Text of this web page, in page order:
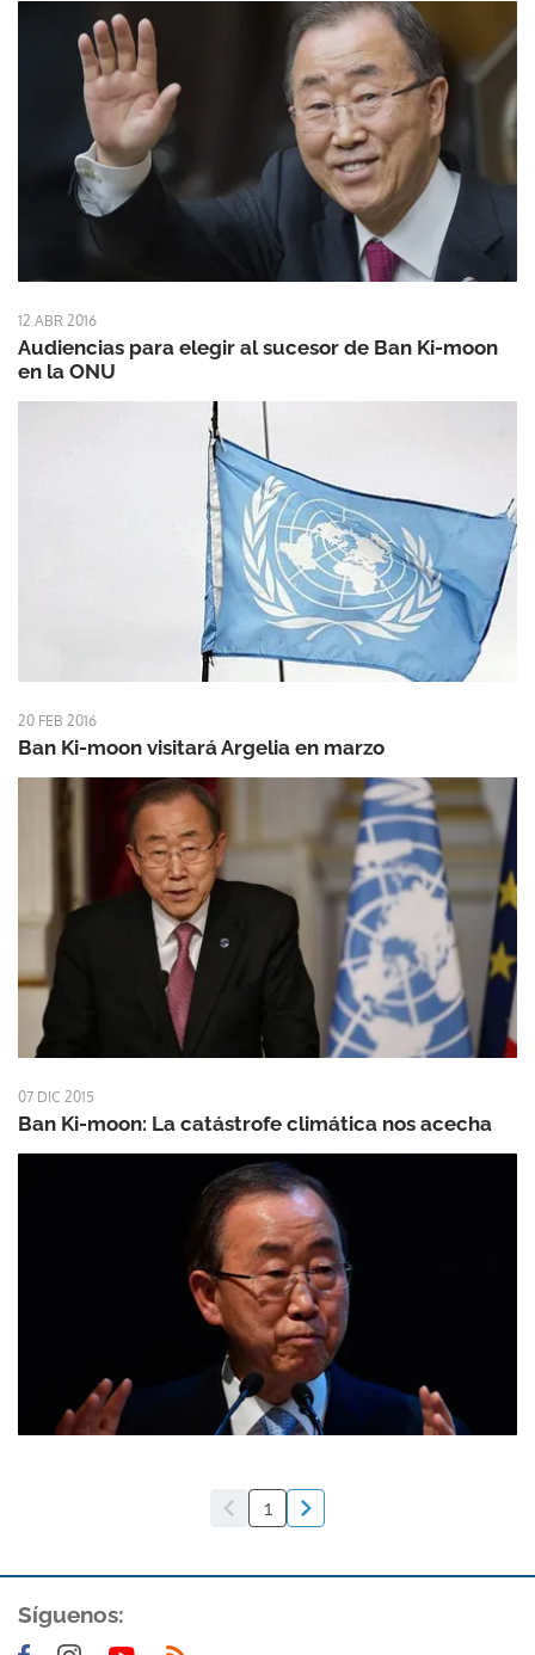
12 ABR 2016
Audiencias para elegir al sucesor de Ban Ki-moon
en la ONU
20 FEB 2016
Ban Ki-moon visitará Argelia en marzo
07 DIC 2015
Ban Ki-moon: La catástrofe climática nos acecha
1
Síguenos: